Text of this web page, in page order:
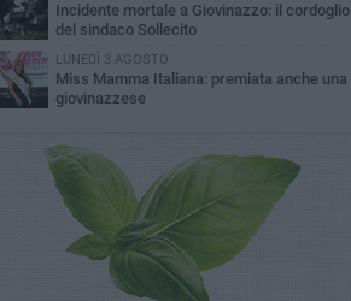
Incidente mortale a Giovinazzo: il cordoglio
del sindaco Sollecito
LUNEDÌ 3 AGOSTO
Miss Mamma Italiana: premiata anche una
giovinazzese